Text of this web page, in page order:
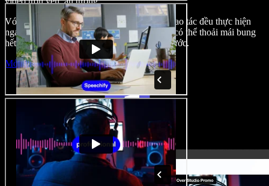
Với giao diện trực quan, dễ làm quen, mọi thao tác đều thực hiện
ngay trên trình duyệt, nhà sáng tạo nội dung có thể thoải mái bung
hết ý tưởng mà không còn bị bó buộc như trước.
Mở Studio